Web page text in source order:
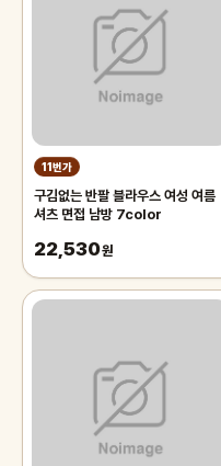
11번가
구김없는 반팔 블라우스 여성 여름
셔츠 면접 남방 7color
22,530원